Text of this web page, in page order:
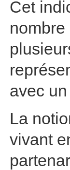
Cet
nombre
avec
La
vivant